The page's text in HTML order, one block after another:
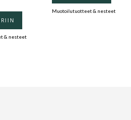
& nesteet
Muotoilutuotteet & nesteet